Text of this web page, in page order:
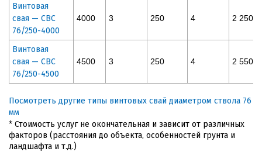
Винтовая
свая — СВС
76/250-4000
4000 3 250 4 2 250
Винтовая
свая — СВС
76/250-4500
4500 3 250 4 2 550
Посмотреть другие типы винтовых свай диаметром ствола 76
мм
* Стоимость услуг не окончательная и зависит от различных
факторов (расстояния до объекта, особенностей грунта и
ландшафта и т.д.)